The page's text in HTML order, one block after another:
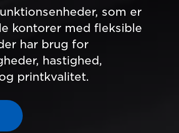
som er
kontorer med fleksible
har brug for
hastighed,
printkvalitet.